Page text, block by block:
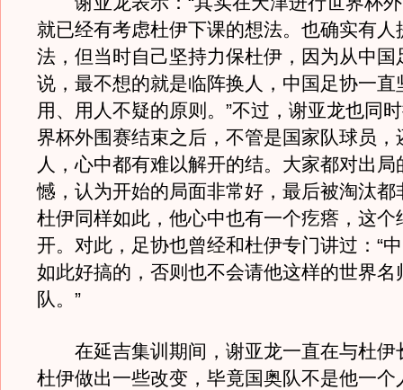
就已经有考虑杜伊下课的想法。也确实有人
法，但当时自己坚持力保杜伊，因为从中国
说，最不想的就是临阵换人，中国足协一直
用、用人不疑的原则。”不过，谢亚龙也同
界杯外围赛结束之后，不管是国家队球员，
人，心中都有难以解开的结。大家都对出局
憾，认为开始的局面非常好，最后被淘汰都
杜伊同样如此，他心中也有一个疙瘩，这个
开。对此，足协也曾经和杜伊专门讲过：“
如此好搞的，否则也不会请他这样的世界名
队。”
在延吉集训期间，谢亚龙一直在与杜伊
杜伊做出一些改变，毕竟国奥队不是他一个